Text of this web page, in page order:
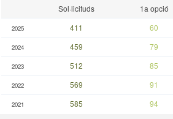
Sol·licituds 1a opció
2025 411 60
2024 459 79
2023 512 85
2022 569 91
2021 585 94